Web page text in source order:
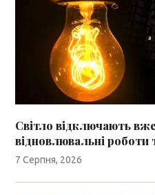
Світло відключають
відновлювальні роботи
7 Серпня, 2026